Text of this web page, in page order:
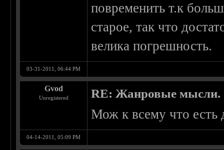
повременить т.к
старое, так что
велика погрешность.
03-31-2011, 06:44 PM
Gvod
Unregistered RE: Жанровые мысли.
Мож к всему что есть
04-14-2011, 05:09 PM